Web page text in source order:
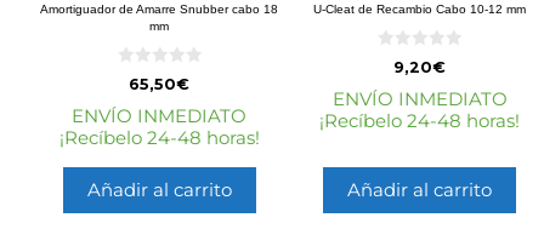
Amortiguador de Amarre Snubber cabo 18
mm
e
5
65,50€
ENVÍO INMEDIATO
¡Recíbelo 24-48 horas!
Añadir al carrito
U-Cleat de Recambio Cabo 10-12 mm
e
5
9,20€
ENVÍO INMEDIATO
¡Recíbelo 24-48 horas!
Añadir al carrito